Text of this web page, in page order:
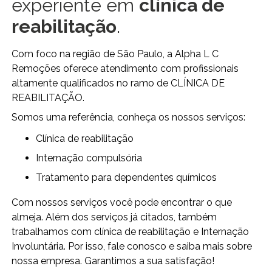
experiente em clínica de
reabilitação.
Com foco na região de São Paulo, a Alpha L C
Remoções oferece atendimento com profissionais
altamente qualificados no ramo de CLÍNICA DE
REABILITAÇÃO.
Somos uma referência, conheça os nossos serviços:
clínica de reabilitação
internação compulsória
tratamento para dependentes químicos
Com nossos serviços você pode encontrar o que
almeja. Além dos serviços já citados, também
trabalhamos com clínica de reabilitação e Internação
Involuntária. Por isso, fale conosco e saiba mais sobre
nossa empresa. Garantimos a sua satisfação!